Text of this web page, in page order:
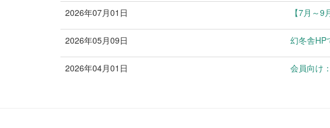
2026年07月01日 【7月～
2026年05月09日 幻冬舎HP
2026年04月01日 会員向け